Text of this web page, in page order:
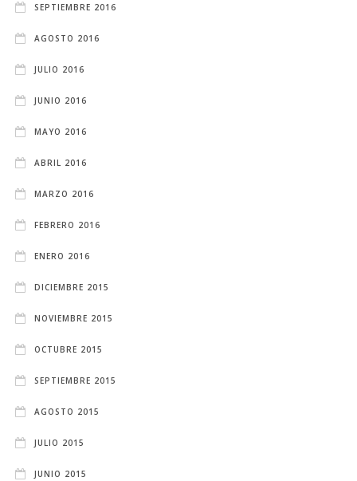
SEPTIEMBRE 2016
AGOSTO 2016
JULIO 2016
JUNIO 2016
MAYO 2016
ABRIL 2016
MARZO 2016
FEBRERO 2016
ENERO 2016
DICIEMBRE 2015
NOVIEMBRE 2015
OCTUBRE 2015
SEPTIEMBRE 2015
AGOSTO 2015
JULIO 2015
JUNIO 2015